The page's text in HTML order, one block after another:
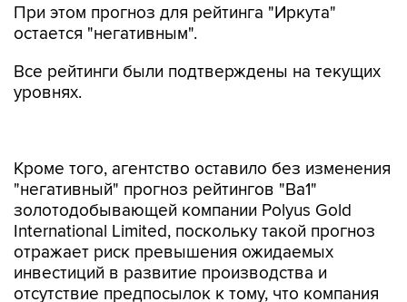
При этом прогноз для рейтинга "Иркута"
остается "негативным".
Все рейтинги были подтверждены на текущих
уровнях.
золотодобывающей компании Polyus Gold
International Limited, поскольку такой прогноз
отражает риск превышения ожидаемых
инвестиций в развитие производства и
отсутствие предпосылок к тому, что компания
будет придерживаться сбалансированной